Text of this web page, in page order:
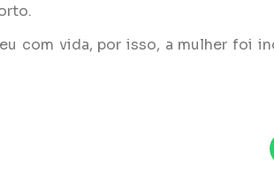
com vida, por isso, a mulher foi